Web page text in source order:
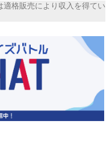
格販売により収入を得てい